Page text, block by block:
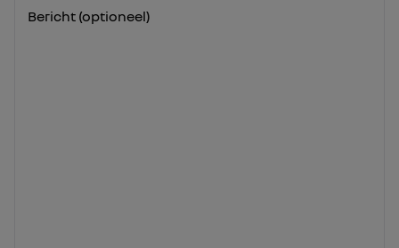
Bericht (optioneel)